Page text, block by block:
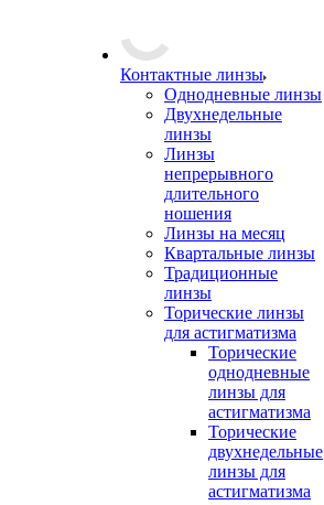
Контактные линзы
Однодневные линзы
Двухнедельные
линзы
Линзы
непрерывного
длительного
ношения
Линзы на месяц
Квартальные линзы
Традиционные
линзы
Торические линзы
для астигматизма
Торические
однодневные
линзы для
астигматизма
Торические
двухнедельные
линзы для
астигматизма